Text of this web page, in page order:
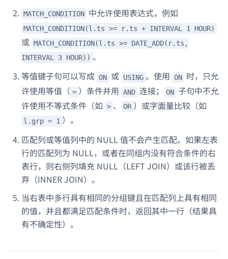
MATCH_CONDITION 中允许使用表达式，例如
MATCH_CONDITION(l.ts >= r.ts + INTERVAL 1 HOUR)
或 MATCH_CONDITION(l.ts >= DATE_ADD(r.ts,
INTERVAL 3 HOUR)) 。
等值键子句可以写成 ON 或 USING 。使用 ON 时，只允
许使用等值（ = ）条件并用 AND 连接； ON 子句中不允
许使用不等式条件（如 > 、 OR ）或字面量比较（如
l.grp = 1 ）。
匹配列或等值列中的 NULL 值不会产生匹配。如果左表
行的匹配列为 NULL，或者在同组内没有符合条件的右
表行，则右侧列填充 NULL（LEFT JOIN）或该行被丢
弃（INNER JOIN）。
当右表中多行具有相同的分组键且在匹配列上具有相同
的值，并且都满足匹配条件时，返回其中一行（结果具
有不确定性）。